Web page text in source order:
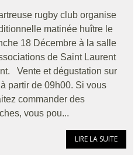
rugby club organise
matinée huître le
18 Décembre à la salle
de Saint Laurent
Vente et dégustation sur
partir de 09h00. Si vous
commander des
vous pou...
LIRE LA SUITE